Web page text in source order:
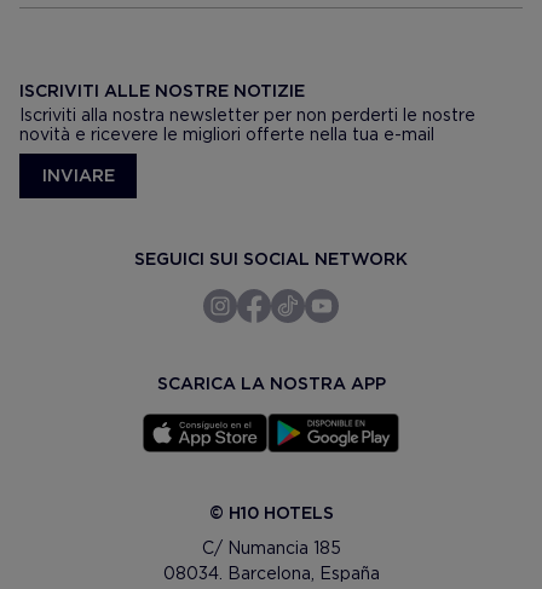
ISCRIVITI ALLE NOSTRE NOTIZIE
Iscriviti alla nostra newsletter per non perderti le nostre
novità e ricevere le migliori offerte nella tua e-mail
INVIARE
SEGUICI SUI SOCIAL NETWORK
SCARICA LA NOSTRA APP
© H10 HOTELS
C/ Numancia 185
08034. Barcelona, España